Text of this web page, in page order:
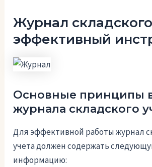
Журнал
эффективный
Основные принципы
журнала складского
Для эффективной работы журнал
учета должен содержать
информацию: